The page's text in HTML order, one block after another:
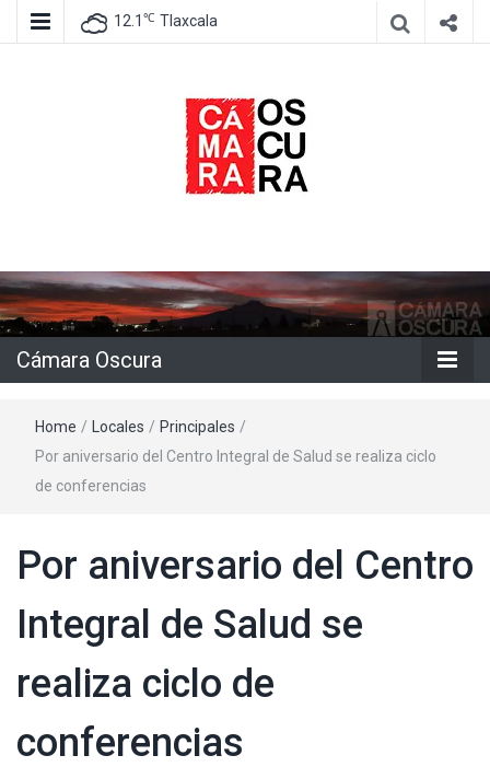
12.1 ℃ Tlaxcala
Cámara
Oscura
Cámara Oscura
Home / Locales / Principales /
Por aniversario del Centro Integral de Salud se realiza ciclo
de conferencias
Por aniversario del Centro
Integral de Salud se
realiza ciclo de
conferencias